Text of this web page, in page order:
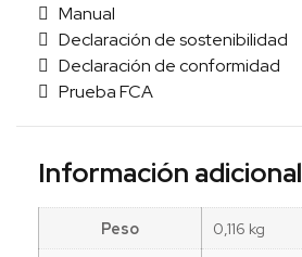
Manual
Declaración de sostenibilidad
Declaración de conformidad
Prueba FCA
Información adicional
Peso
0,116 kg